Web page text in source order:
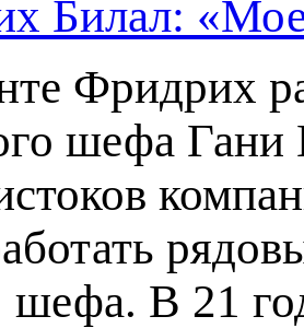
Билал:
Фридрих
шефа
шефа. В 21